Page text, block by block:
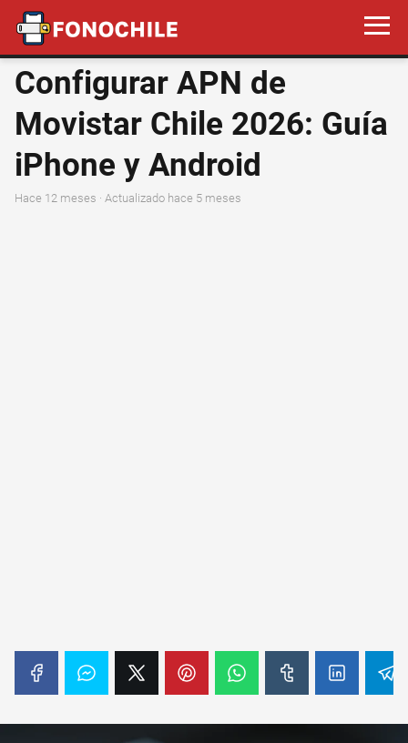
Configurar APN de
Movistar Chile 2026: Guía
iPhone y Android
hace 12 meses · Actualizado hace 5 meses